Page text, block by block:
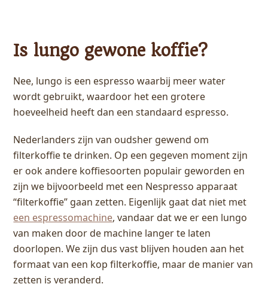
Is lungo gewone koffie?
Nee, lungo is een espresso waarbij meer water
wordt gebruikt, waardoor het een grotere
hoeveelheid heeft dan een standaard espresso.
Nederlanders zijn van oudsher gewend om
filterkoffie te drinken. Op een gegeven moment zijn
er ook andere koffiesoorten populair geworden en
zijn we bijvoorbeeld met een Nespresso apparaat
“filterkoffie” gaan zetten. Eigenlijk gaat dat niet met
een espressomachine, vandaar dat we er een lungo
van maken door de machine langer te laten
doorlopen. We zijn dus vast blijven houden aan het
formaat van een kop filterkoffie, maar de manier van
zetten is veranderd.